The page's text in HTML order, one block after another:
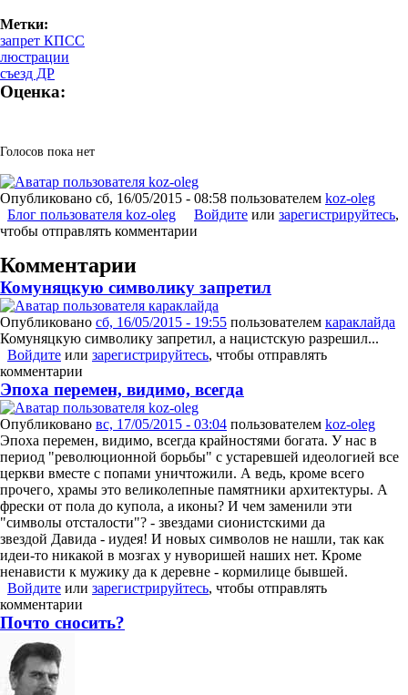
Метки:
запрет КПСС
люстрации
съезд ДР
Оценка:
Голосов пока нет
Опубликовано сб, 16/05/2015 - 08:58 пользователем koz-oleg
Блог пользователя koz-oleg
Войдите или зарегистрируйтесь,
чтобы отправлять комментарии
Комментарии
Комуняцкую символику запретил
Опубликовано сб, 16/05/2015 - 19:55 пользователем караклайда
Комуняцкую символику запретил, а нацистскую разрешил...
Войдите или зарегистрируйтесь, чтобы отправлять
комментарии
Эпоха перемен, видимо, всегда
Опубликовано вс, 17/05/2015 - 03:04 пользователем koz-oleg
Эпоха перемен, видимо, всегда крайностями богата. У нас в
период "революционной борьбы" с устаревшей идеологией все
церкви вместе с попами уничтожили. А ведь, кроме всего
прочего, храмы это великолепные памятники архитектуры. А
фрески от пола до купола, а иконы? И чем заменили эти
"символы отсталости"? - звездами сионистскими да
звездой Давида - иудея! И новых символов не нашли, так как
идеи-то никакой в мозгах у нуворишей наших нет. Кроме
ненависти к мужику да к деревне - кормилице бывшей.
Войдите или зарегистрируйтесь, чтобы отправлять
комментарии
Почто сносить?